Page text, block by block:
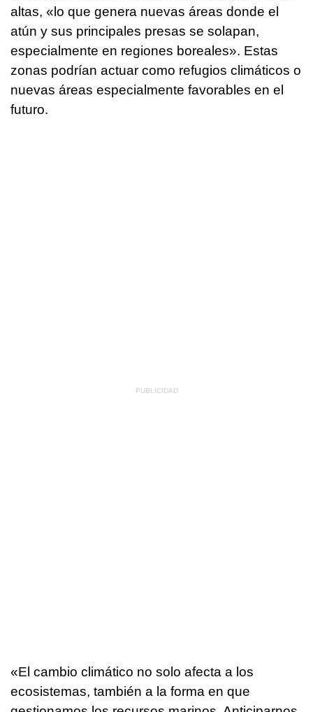
altas, «lo que genera nuevas áreas donde el
atún y sus principales presas se solapan,
especialmente en regiones boreales». Estas
zonas podrían actuar como refugios climáticos o
nuevas áreas especialmente favorables en el
futuro.
«El cambio climático no solo afecta a los
ecosistemas, también a la forma en que